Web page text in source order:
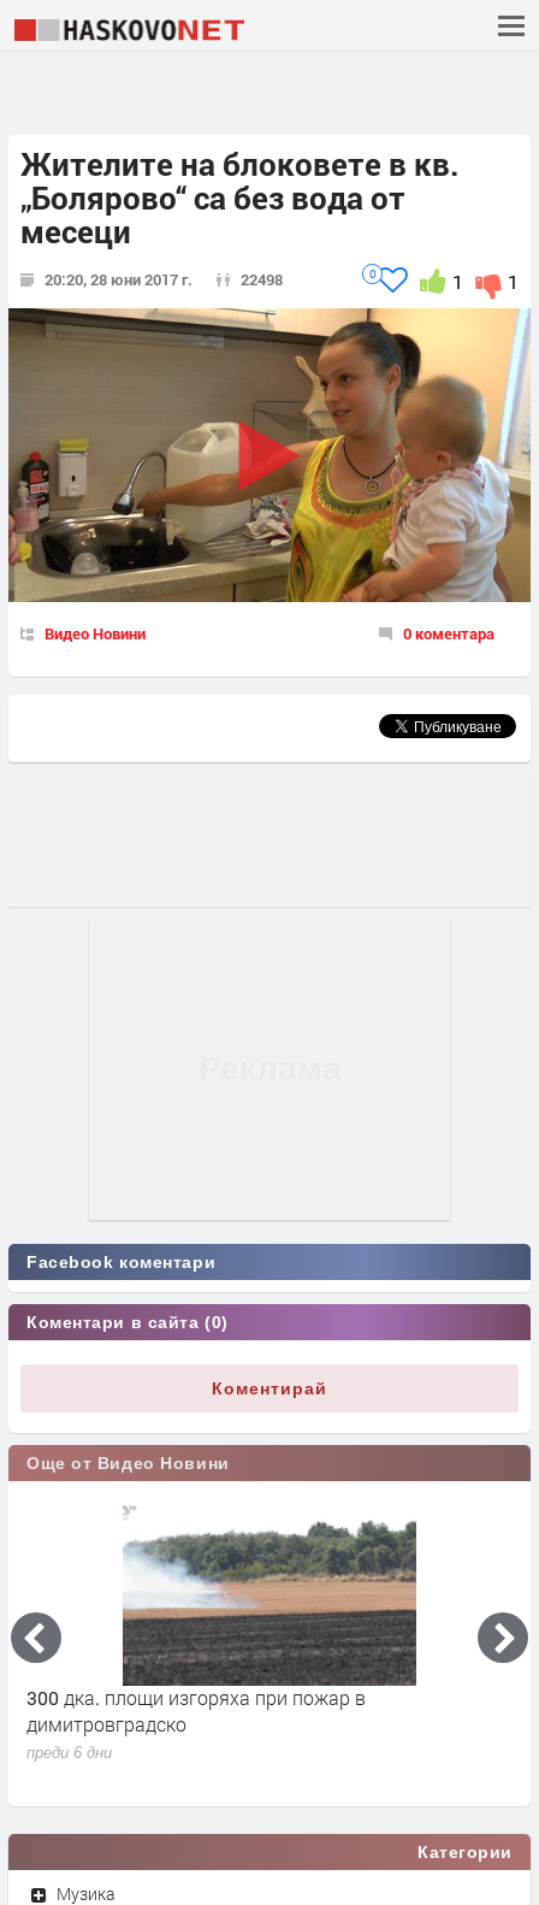
Жителите на блоковете в кв.
„Болярово“ са без вода от
месеци
20:20, 28 юни 2017 г. 22498 1
1
0
Видео Новини 0 коментара
Facebook коментари
Коментари в сайта (0)
Коментирай
Още от Видео Новини
300 дка. площи изгоряха при пожар в
димитровградско
преди 6 дни
Категории
Музика